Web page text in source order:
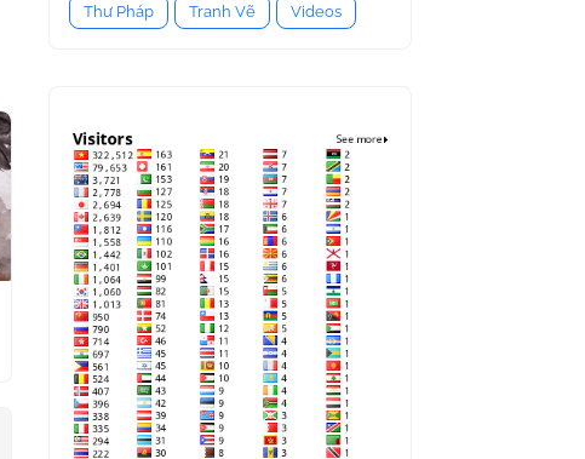
Thư Pháp Tranh Vẽ Videos